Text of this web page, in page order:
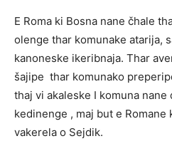
E Roma ki Bosna nane čhale
olenge thar komunake atarija,
kanoneske ikeribnaja. Thar
šajipe thar komunako
thaj vi akaleske I komuna
kedinenge , maj but e Romane
vakerela o Sejdik.